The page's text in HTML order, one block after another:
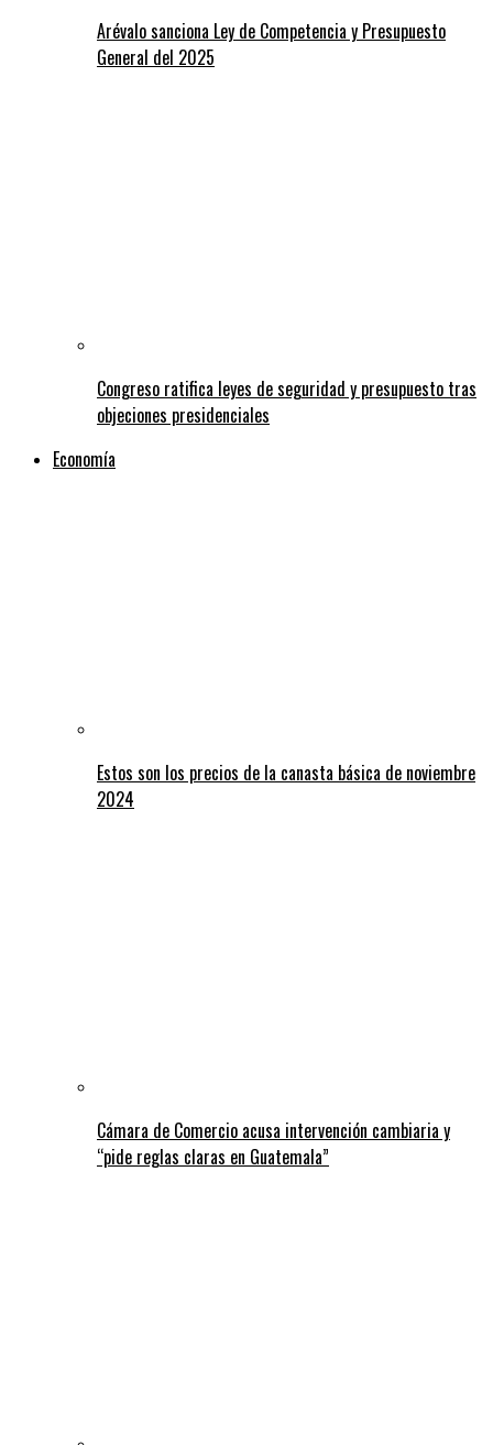
Arévalo sanciona Ley de Competencia y Presupuesto
General del 2025
Congreso ratifica leyes de seguridad y presupuesto tras
objeciones presidenciales
Economía
Estos son los precios de la canasta básica de noviembre
2024
Cámara de Comercio acusa intervención cambiaria y
“pide reglas claras en Guatemala”